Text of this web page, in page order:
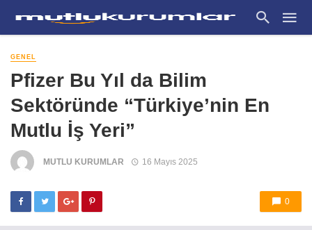
GENEL
Pfizer Bu Yıl da Bilim
Sektöründe “Türkiye’nin En
Mutlu İş Yeri”
MUTLU KURUMLAR 16 Mayıs 2025
0